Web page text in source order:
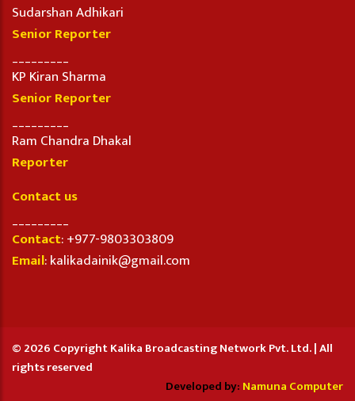
Sudarshan Adhikari
Senior Reporter
KP Kiran Sharma
Senior Reporter
Ram Chandra Dhakal
Reporter
Contact us
Contact: +977-9803303809
Email: kalikadainik@gmail.com
© 2026 Copyright Kalika Broadcasting Network Pvt. Ltd. | All
rights reserved
Developed by: Namuna Computer